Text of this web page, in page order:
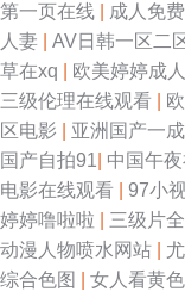
第一页在线
成人免
人妻
AV日韩一区二
草在xq
欧美婷婷成人
三级伦理在线观看
区电影
亚洲国产一
国产自拍91 中国午
电影在线观看
97小
婷婷噜啦啦
三级片
动漫人物喷水网站
综合色图
女人看黄